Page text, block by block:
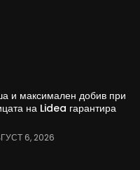
и максимален добив при
на Lidea гарантира
6, 2026